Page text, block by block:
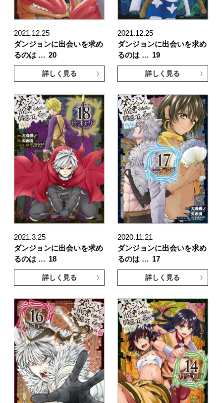
2021.12.25
ダンジョンに出会いを求め
るのは … 20
詳しく見る
2021.12.25
ダンジョンに出会いを求め
るのは … 19
詳しく見る
2021.3.25
ダンジョンに出会いを求め
るのは … 18
詳しく見る
2020.11.21
ダンジョンに出会いを求め
るのは … 17
詳しく見る